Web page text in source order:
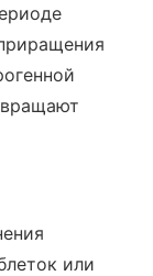
или